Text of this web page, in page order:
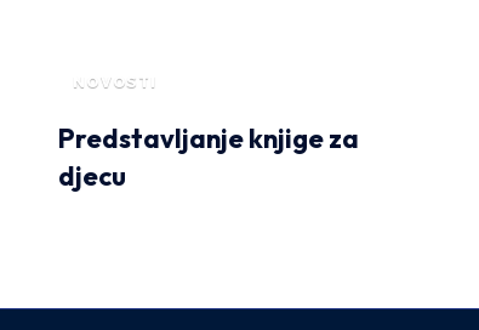
NOVOSTI
Predstavljanje knjige za
djecu